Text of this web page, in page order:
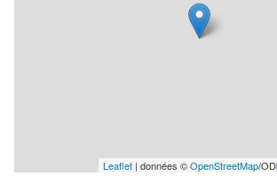
Leaflet | données ©OpenStreetMap/